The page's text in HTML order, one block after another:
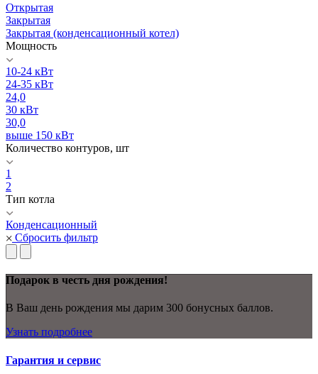
Открытая
Закрытая
Закрытая (конденсационный котел)
Мощность
10-24 кВт
24-35 кВт
24,0
30 кВт
30,0
выше 150 кВт
Количество контуров, шт
1
2
Тип котла
Конденсационный
Сбросить фильтр
Подарок в честь дня рождения!
В Ваш день рождения мы дарим 300 бонусных баллов.
Узнать подробнее
Гарантия и сервис